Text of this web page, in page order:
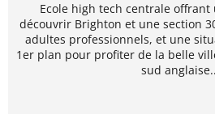
Ecole high tech centrale
découvrir Brighton et une section
adultes professionnels, et une
1er plan pour profiter de la belle
sud